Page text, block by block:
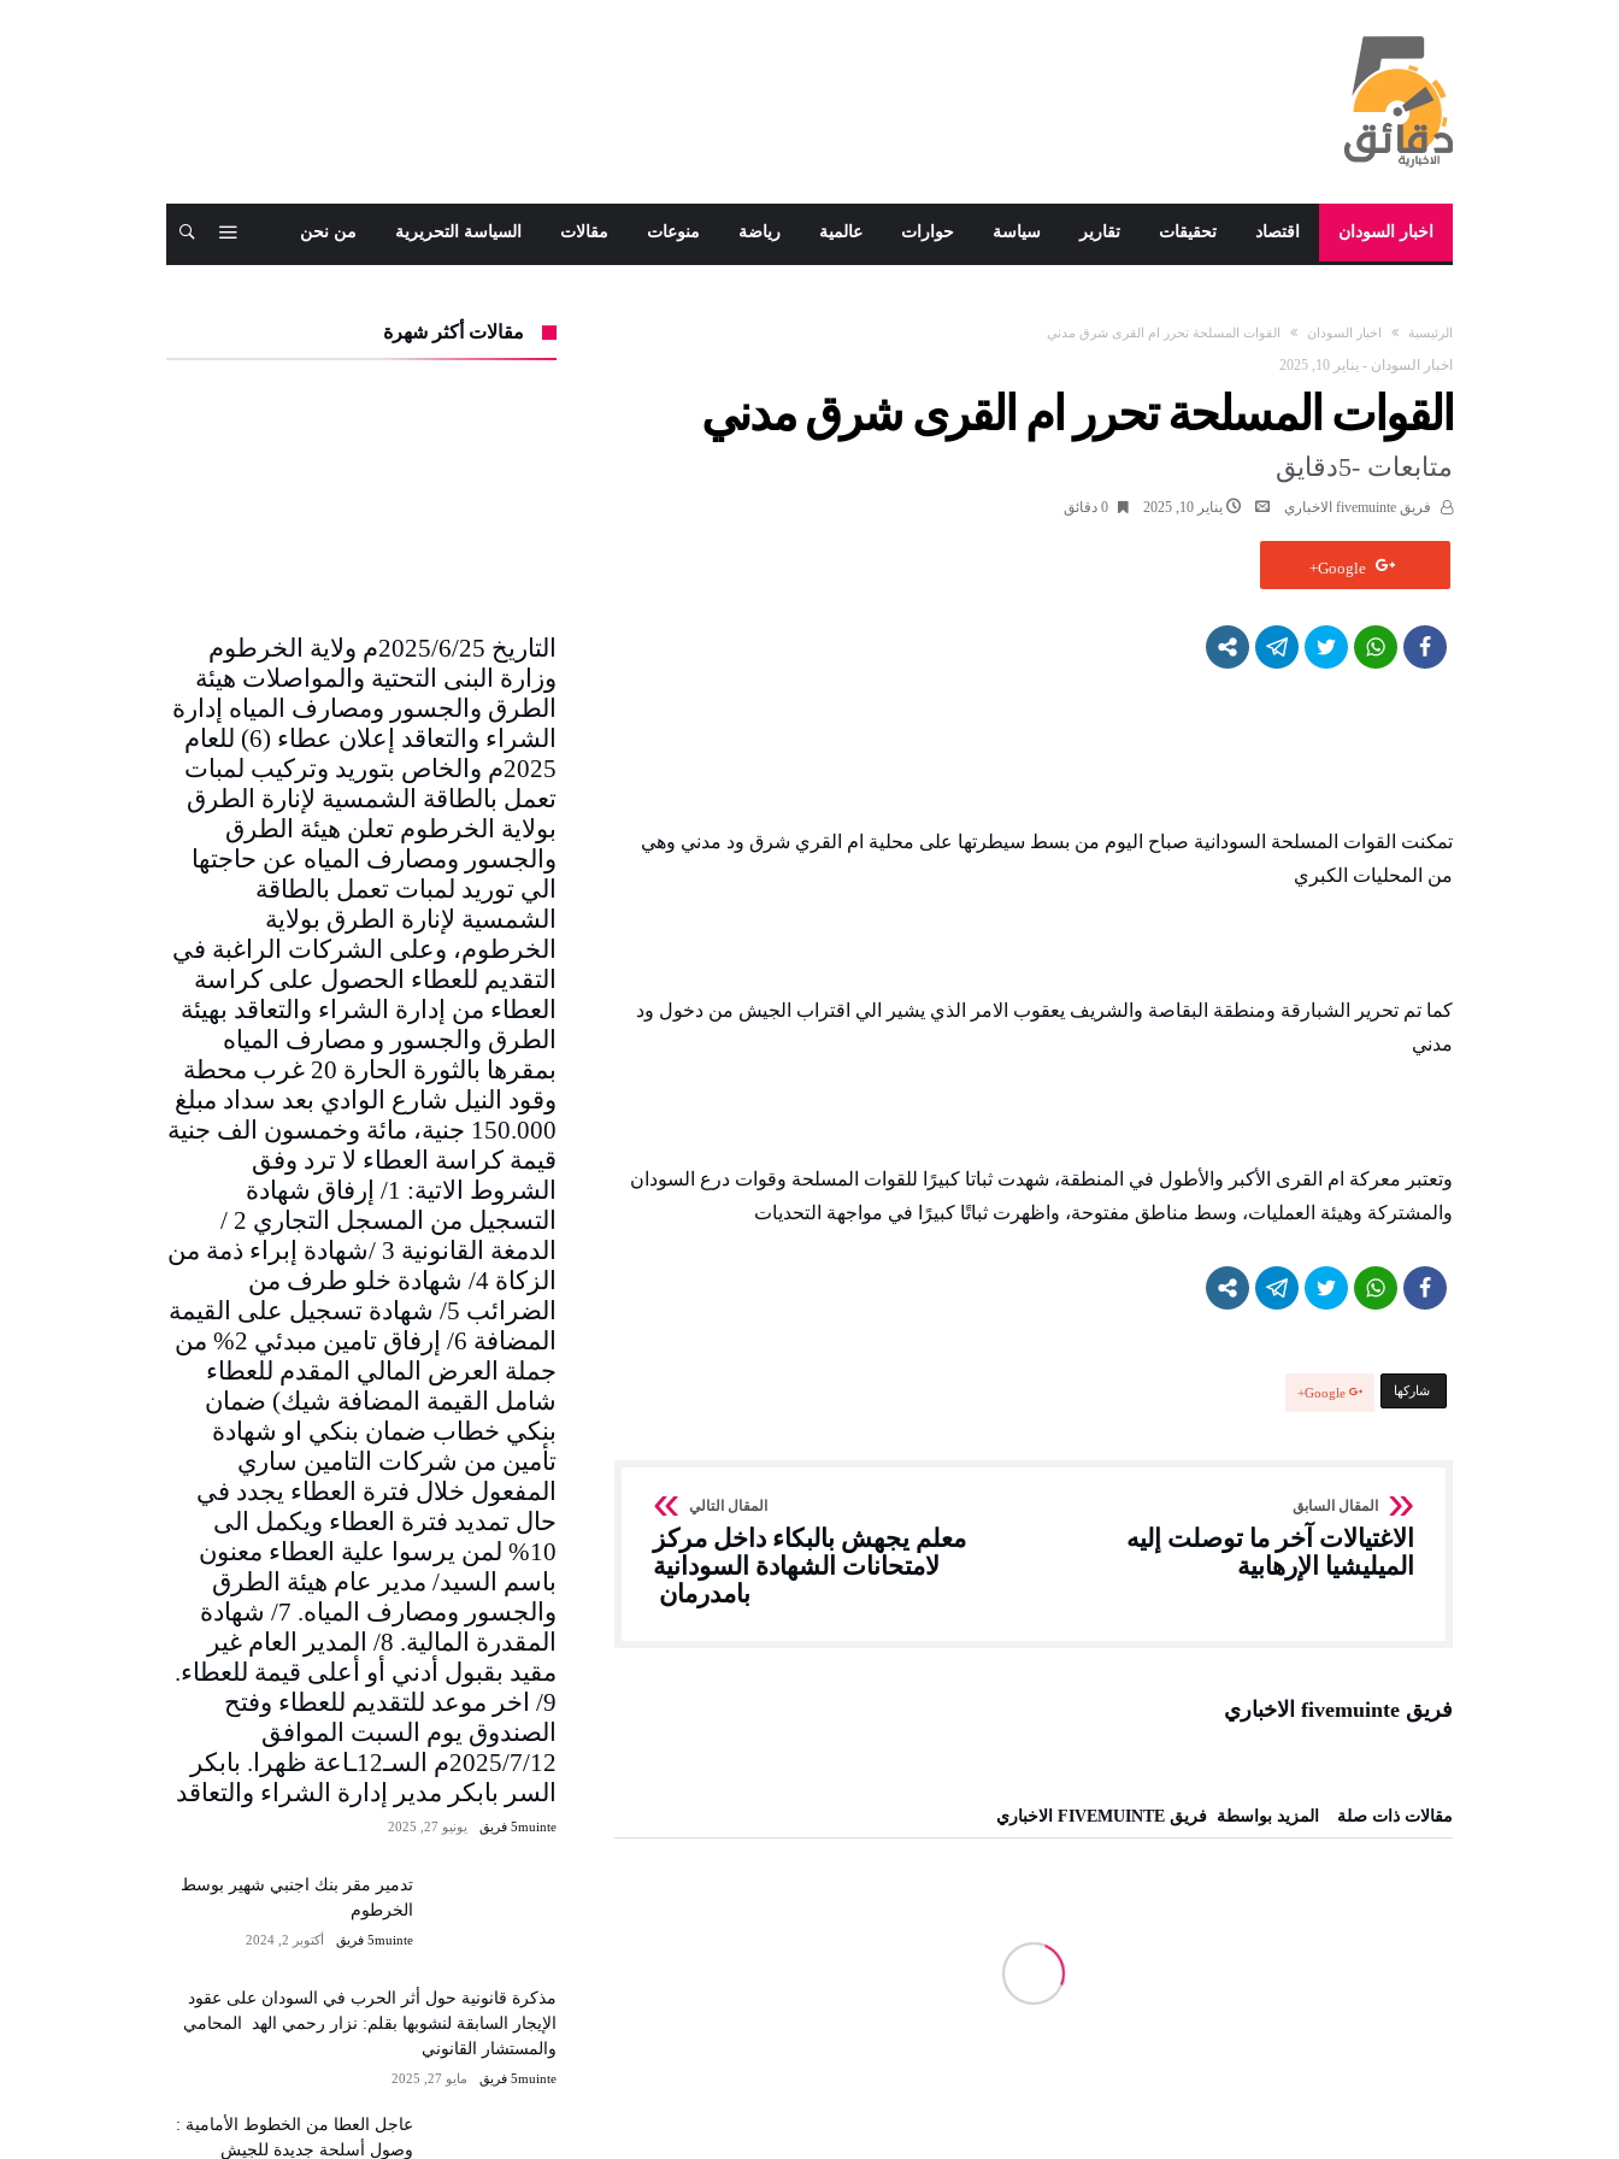
اخبار السودان اقتصاد تحقيقات تقارير سياسة حوارات عالمية رياضة منوعات مقالات السياسة التحريرية من نحن
‫الرئيسية‬ اخبار السودان القوات المسلحة تحرر ام القرى شرق مدني
اخبار السودان - يناير 10, 2025
القوات المسلحة تحرر ام القرى شرق مدني
متابعات -5دقايق
فريق fivemuinte الاخباري يناير 10, 2025 0 ‫دقائق‬
Google+
تمكنت القوات المسلحة السودانية صباح اليوم من بسط سيطرتها على محلية ام القري شرق ود مدني وهي
من المحليات الكبري
كما تم تحرير الشبارقة ومنطقة البقاصة والشريف يعقوب الامر الذي يشير الي اقتراب الجيش من دخول ود
مدني
وتعتبر معركة ام القرى الأكبر والأطول في المنطقة، شهدت ثباتا كبيرًا للقوات المسلحة وقوات درع السودان
والمشتركة وهيئة العمليات، وسط مناطق مفتوحة، واظهرت ثباتًا كبيرًا في مواجهة التحديات
‫‫ شاركها‬ Google+
الاغتيالات آخر ما توصلت إليه
الميليشيا الإرهابية
معلم يجهش بالبكاء داخل مركز
لامتحانات الشهادة السودانية
بامدرمان
فريق fivemuinte الاخباري
‫مقالات ذات صلة‬ ‫‫المزيد بواسطة‬ ‬ فريق FIVEMUINTE الاخباري
مقالات أكثر شهرة
التاريخ 2025/6/25م ولاية الخرطوم
وزارة البنى التحتية والمواصلات هيئة
الطرق والجسور ومصارف المياه إدارة
الشراء والتعاقد إعلان عطاء (6) للعام
2025م والخاص بتوريد وتركيب لمبات
تعمل بالطاقة الشمسية لإنارة الطرق
بولاية الخرطوم تعلن هيئة الطرق
والجسور ومصارف المياه عن حاجتها
الي توريد لمبات تعمل بالطاقة
الشمسية لإنارة الطرق بولاية
الخرطوم، وعلى الشركات الراغبة في
التقديم للعطاء الحصول على كراسة
العطاء من إدارة الشراء والتعاقد بهيئة
الطرق والجسور و مصارف المياه
بمقرها بالثورة الحارة 20 غرب محطة
وقود النيل شارع الوادي بعد سداد مبلغ
150.000 جنية، مائة وخمسون الف جنية
قيمة كراسة العطاء لا ترد وفق
الشروط الاتية: 1/ إرفاق شهادة
التسجيل من المسجل التجاري 2 /
الدمغة القانونية 3 /شهادة إبراء ذمة من
الزكاة 4/ شهادة خلو طرف من
الضرائب 5/ شهادة تسجيل على القيمة
المضافة 6/ إرفاق تامين مبدئي 2% من
جملة العرض المالي المقدم للعطاء
شامل القيمة المضافة شيك) ضمان
بنكي خطاب ضمان بنكي او شهادة
تأمين من شركات التامين ساري
المفعول خلال فترة العطاء يجدد في
حال تمديد فترة العطاء ويكمل الى
10% لمن يرسوا علية العطاء معنون
باسم السيد/ مدير عام هيئة الطرق
والجسور ومصارف المياه. 7/ شهادة
المقدرة المالية. 8/ المدير العام غير
مقيد بقبول أدني أو أعلى قيمة للعطاء.
9/ اخر موعد للتقديم للعطاء وفتح
الصندوق يوم السبت الموافق
2025/7/12م السـ12ـاعة ظهرا. بابكر
السر بابكر مدير إدارة الشراء والتعاقد
5muinte فريق يونيو 27, 2025
تدمير مقر بنك اجنبي شهير بوسط
الخرطوم
5muinte فريق أكتوبر 2, 2024
مذكرة قانونية حول أثر الحرب في السودان على عقود
الإيجار السابقة لنشوبها بقلم: نزار رحمي الهد المحامي
والمستشار القانوني
5muinte فريق مايو 27, 2025
عاجل العطا من الخطوط الأمامية :
وصول أسلحة جديدة للجيش